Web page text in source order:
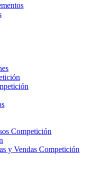
Competición
y Vendas Competición